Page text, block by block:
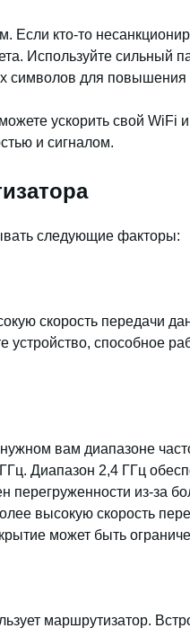
кто-то
Используйте сильный
символов для повышения
ускорить свой WiFi
и сигналом.
следующие факторы:
скорость передачи
способное
вам диапазоне
Диапазон 2,4 ГГц
перегруженности из-за
высокую скорость
может быть
маршрутизатор.